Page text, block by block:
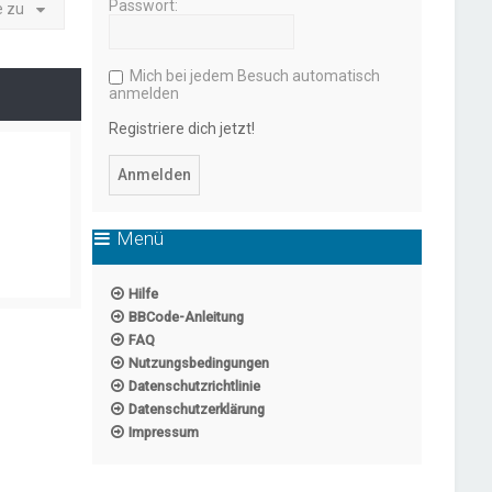
zu Passwort:
Mich bei jedem Besuch automatisch
anmelden
Registriere dich jetzt!
Menü
Hilfe
BBCode-Anleitung
FAQ
Nutzungsbedingungen
Datenschutzrichtlinie
Datenschutzerklärung
Impressum